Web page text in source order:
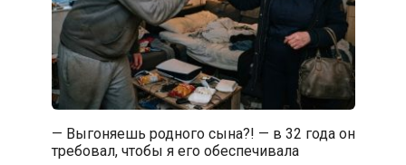
— Выгоняешь родного сына?! — в 32 года он
требовал, чтобы я его обеспечивала